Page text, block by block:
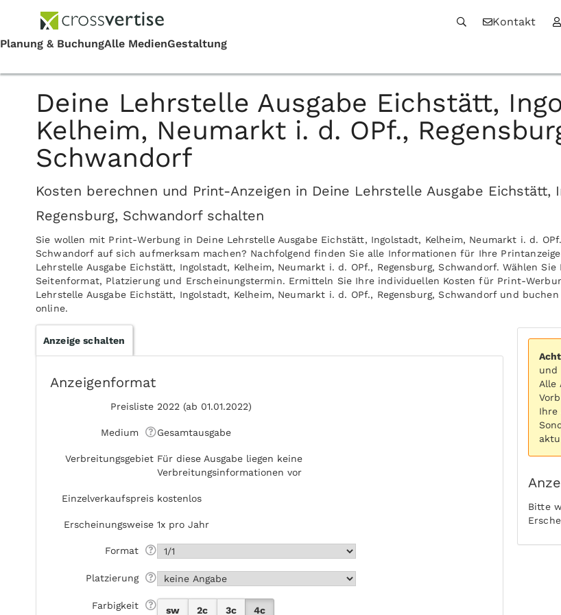
Kontakt
Deine Lehrstelle Ausgabe Eichstätt,
Kelheim, Neumarkt i. d. OPf.,
Schwandorf
Kosten berechnen und Print-Anzeigen in Deine Lehrstelle Ausgabe Eichstätt,
Regensburg, Schwandorf schalten
Sie wollen mit Print-Werbung in Deine Lehrstelle Ausgabe Eichstätt, Ingolstadt, Kelheim, Neumarkt i. d.
Schwandorf auf sich aufmerksam machen? Nachfolgend finden Sie alle Informationen für Ihre
Lehrstelle Ausgabe Eichstätt, Ingolstadt, Kelheim, Neumarkt i. d. OPf., Regensburg, Schwandorf. Wählen
Seitenformat, Platzierung und Erscheinungstermin. Ermitteln Sie Ihre individuellen Kosten für Print-
Lehrstelle Ausgabe Eichstätt, Ingolstadt, Kelheim, Neumarkt i. d. OPf., Regensburg, Schwandorf und
online.
Anzeige schalten
Anzeigenformat
Preisliste 2022 (ab 01.01.2022)
Medium Gesamtausgabe
Verbreitungsgebiet Für diese Ausgabe liegen keine
Verbreitungsinformationen vor
Einzelverkaufspreis kostenlos
Erscheinungsweise 1x pro Jahr
Format
Platzierung
Farbigkeit sw 2c 3c 4c
und
Alle
Ihre
Bitte